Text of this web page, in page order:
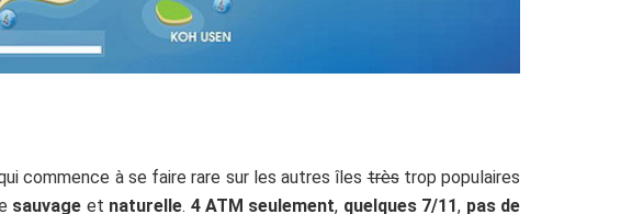
commence à se faire rare sur les autres îlestrèstrop populaires
sauvage et naturelle. 4 ATM seulement, quelques 7/11, pas de